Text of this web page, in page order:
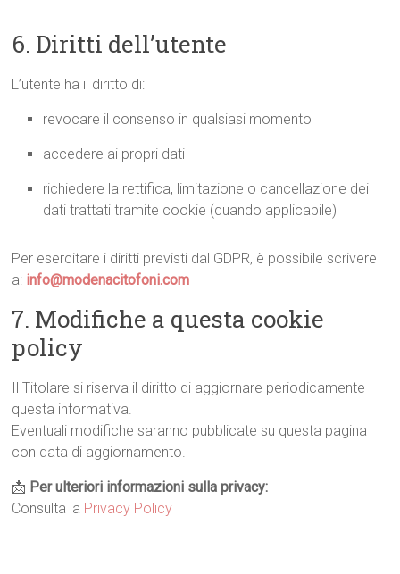
6. Diritti dell’utente
L’utente ha il diritto di:
revocare il consenso in qualsiasi momento
accedere ai propri dati
richiedere la rettifica, limitazione o cancellazione dei
dati trattati tramite cookie (quando applicabile)
Per esercitare i diritti previsti dal GDPR, è possibile scrivere
a: info@modenacitofoni.com
7. Modifiche a questa cookie
policy
Il Titolare si riserva il diritto di aggiornare periodicamente
questa informativa.
Eventuali modifiche saranno pubblicate su questa pagina
con data di aggiornamento.
📩 Per ulteriori informazioni sulla privacy:
Consulta la Privacy Policy